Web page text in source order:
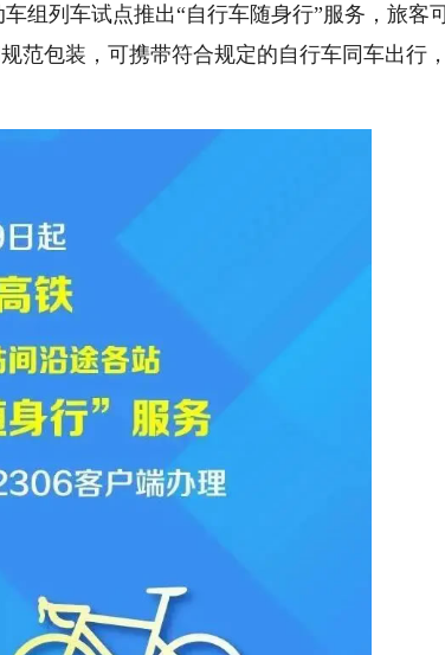
组列车试点推出“自行车随身行”服务，旅客
范包装，可携带符合规定的自行车同车出行